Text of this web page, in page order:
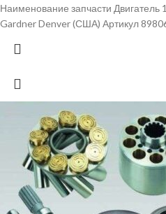
Наименование запчасти
Gardner Denver (США) Артикул